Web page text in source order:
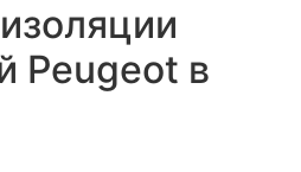
Peugeot в